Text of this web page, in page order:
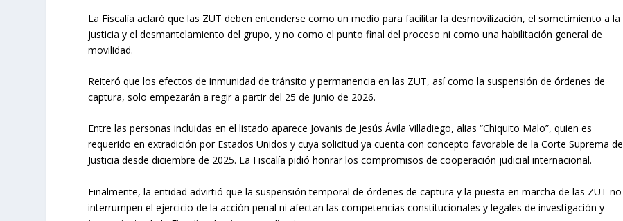
La Fiscalía aclaró que las ZUT deben entenderse como un medio para facilitar la desmovilización, el sometimiento a la
justicia y el desmantelamiento del grupo, y no como el punto final del proceso ni como una habilitación general de
movilidad.
Reiteró que los efectos de inmunidad de tránsito y permanencia en las ZUT, así como la suspensión de órdenes de
captura, solo empezarán a regir a partir del 25 de junio de 2026.
Entre las personas incluidas en el listado aparece Jovanis de Jesús Ávila Villadiego, alias “Chiquito Malo”, quien es
requerido en extradición por Estados Unidos y cuya solicitud ya cuenta con concepto favorable de la Corte Suprema de
Justicia desde diciembre de 2025. La Fiscalía pidió honrar los compromisos de cooperación judicial internacional.
Finalmente, la entidad advirtió que la suspensión temporal de órdenes de captura y la puesta en marcha de las ZUT no
interrumpen el ejercicio de la acción penal ni afectan las competencias constitucionales y legales de investigación y